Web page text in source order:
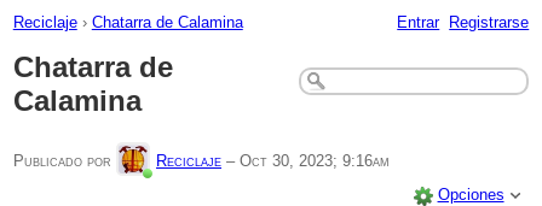
Reciclaje › Chatarra de Calamina Entrar Registrarse
Chatarra de
Calamina
Publicado por Reciclaje –Oct 30, 2023; 9:16am
Opciones